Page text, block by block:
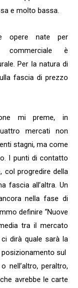
e molto bassa.
opere nate per
commerciale è
Per la natura di
fascia di prezzo
mi preme, in
mercati non
stagni, ma come
I punti di contatto
col progredire della
fascia all’altra. Un
nella fase di
definire “Nuove
tra il mercato
ci dirà quale sarà la
sul
nell’altro, peraltro,
avrebbe le carte